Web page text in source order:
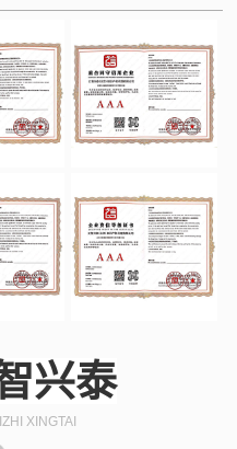
兴泰
XINGTAI